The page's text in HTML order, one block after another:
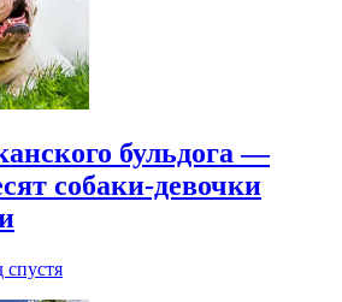
бульдога —
собаки-девочки
спустя